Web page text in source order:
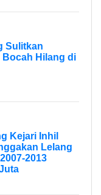
Sulitkan
Bocah Hilang di
Kejari Inhil
Lelang
2013